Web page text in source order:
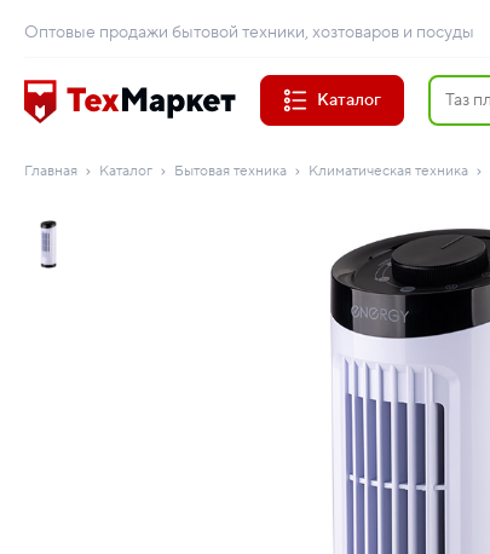
Оптовые продажи бытовой техники, хозтоваров и посуды
Каталог
Главная Каталог Бытовая техника Климатическая техника